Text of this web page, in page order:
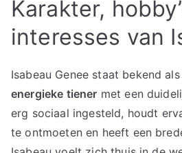
Karakter,
interesses van
Isabeau Genee staat bekend als
energieke tiener met een
erg sociaal ingesteld, houdt
te ontmoeten en heeft een